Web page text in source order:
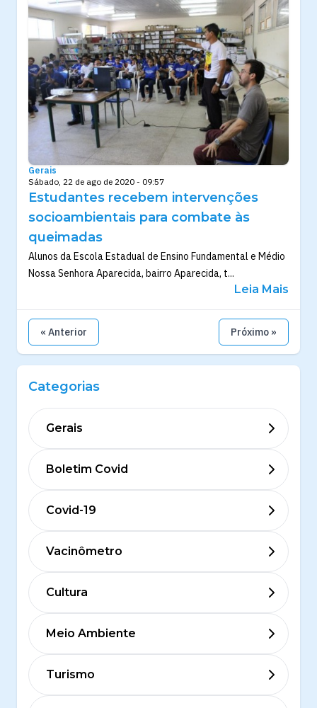
Gerais
Sábado, 22 de ago de 2020 - 09:57
Estudantes recebem intervenções
socioambientais para combate às
queimadas
Alunos da Escola Estadual de Ensino Fundamental e Médio
Nossa Senhora Aparecida, bairro Aparecida, t...
Leia Mais
« Anterior Próximo »
Categorias
Gerais
Boletim Covid
Covid-19
Vacinômetro
Cultura
Meio Ambiente
Turismo